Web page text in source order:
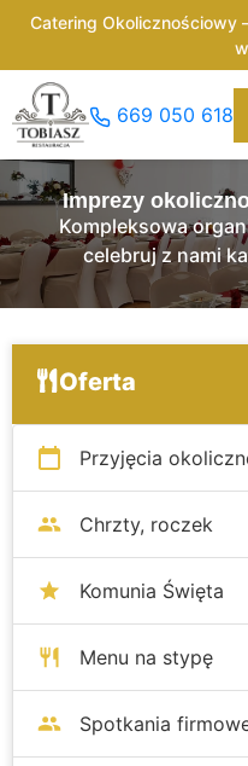
Catering Okolicznościowy
669 050 618
Imprezy
Kompleksowa
celebruj z nami
Oferta
Przyjęcia
Chrzty, roczek
Komunia Święta
Menu na stypę
Spotkania